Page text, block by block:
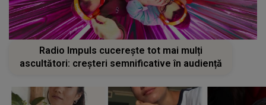
Radio Impuls cucerește tot mai mulți
ascultători: creșteri semnificative în audiență